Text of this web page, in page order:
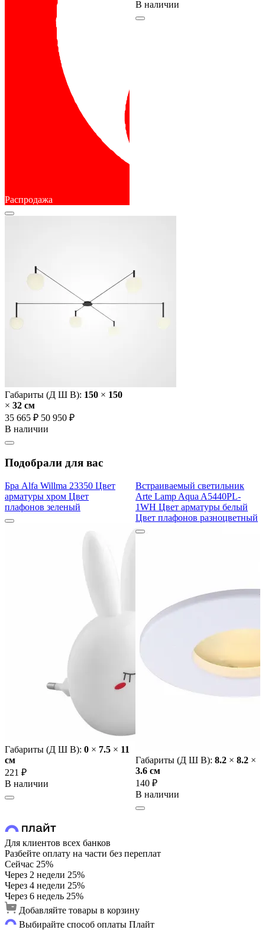
Распродажа
Габариты (Д Ш В): 150 × 150
× 32 cм
35 665 ₽ 50 950 ₽
В наличии
В наличии
Подобрали для вас
Бра Alfa Willma 23350 Цвет
арматуры хром Цвет
плафонов зеленый
Габариты (Д Ш В): 0 × 7.5 × 11
cм
221 ₽
В наличии
Встраиваемый светильник
Arte Lamp Aqua A5440PL-
1WH Цвет арматуры белый
Цвет плафонов разноцветный
Габариты (Д Ш В): 8.2 × 8.2 ×
3.6 cм
140 ₽
В наличии
Для клиентов всех банков
Разбейте оплату на части без переплат
Сейчас 25%
Через 2 недели 25%
Через 4 недели 25%
Через 6 недель 25%
Добавляйте товары в корзину
Выбирайте способ оплаты Плайт